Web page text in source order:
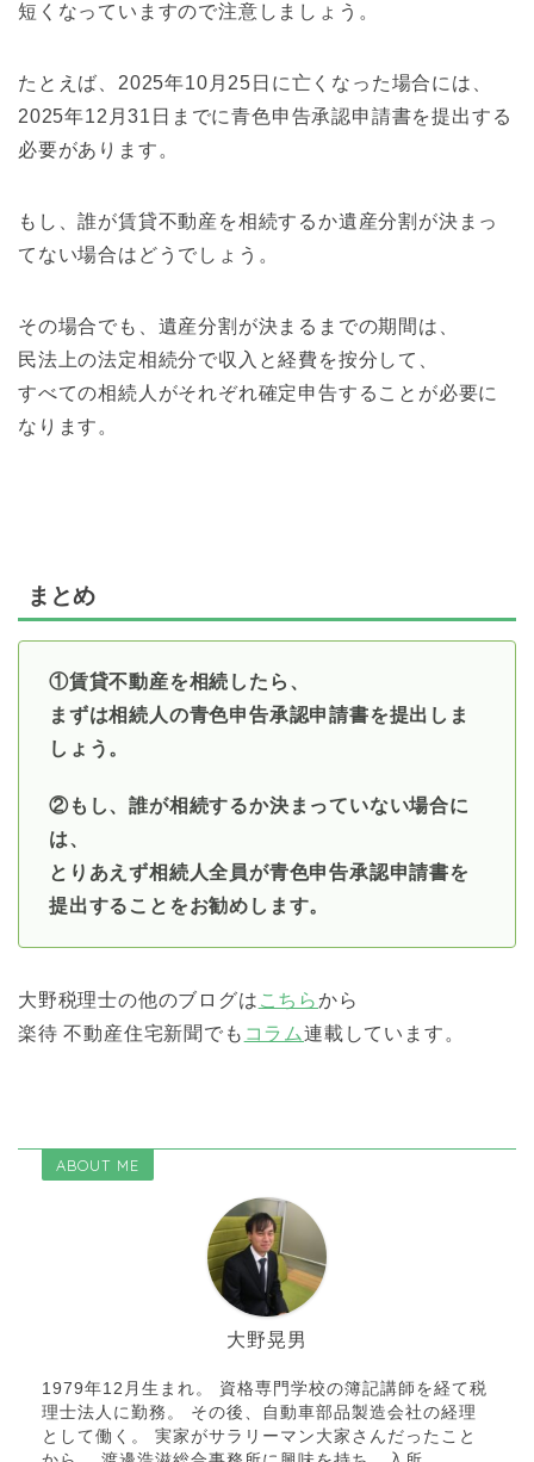
短くなっていますので注意しましょう。
たとえば、2025年10月25日に亡くなった場合には、
2025年12月31日までに青色申告承認申請書を提出する
必要があります。
もし、誰が賃貸不動産を相続するか遺産分割が決まっ
てない場合はどうでしょう。
その場合でも、遺産分割が決まるまでの期間は、
民法上の法定相続分で収入と経費を按分して、
すべての相続人がそれぞれ確定申告することが必要に
なります。
まとめ
①賃貸不動産を相続したら、
まずは相続人の青色申告承認申請書を提出しま
しょう。
②もし、誰が相続するか決まっていない場合に
は、
とりあえず相続人全員が青色申告承認申請書を
提出することをお勧めします。
大野税理士の他のブログは こちらから
楽待 不動産住宅新聞でも コラム連載しています。
ABOUT ME
大野晃男
1979年12月生まれ。 資格専門学校の簿記講師を経て税
理士法人に勤務。 その後、自動車部品製造会社の経理
として働く。 実家がサラリーマン大家さんだったこと